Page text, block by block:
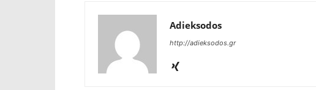
Adieksodos
http://adieksodos.gr